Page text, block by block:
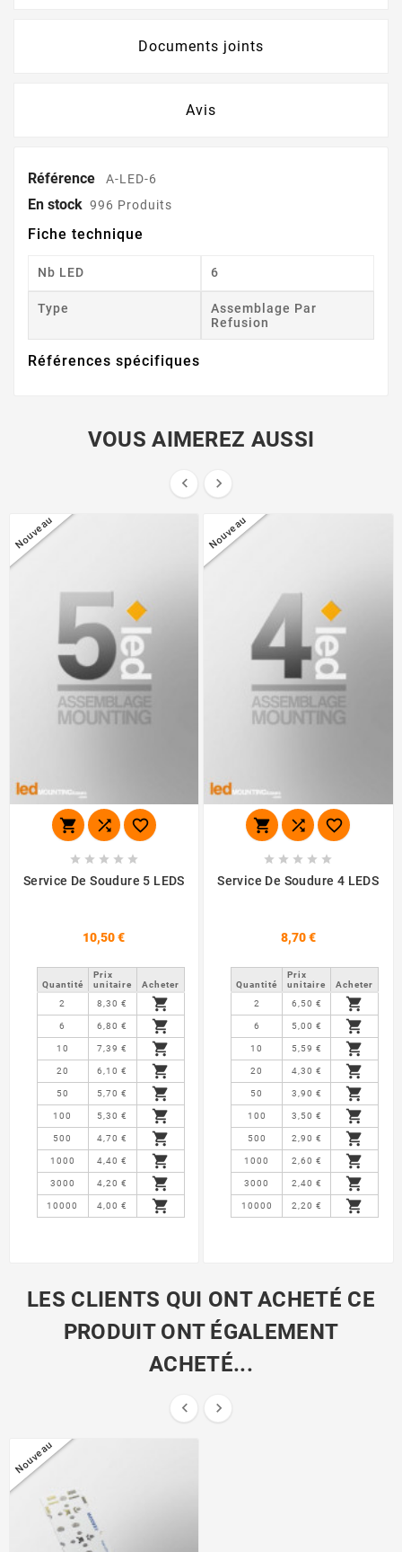
Documents joints
Avis
Référence A-LED-6
En stock 996 Produits
Fiche technique
Nb LED 6
Type
Assemblage Par
Refusion
Références spécifiques
VOUS AIMEREZ AUSSI
 
Nouveau
  
    
Service De Soudure 5 LEDS
10,50 €
Quantité
Prix ​​
unitaire
Acheter
2
8,30 € 
6 6,80 € 
10 7,39 € 
20 6,10 € 
50 5,70 € 
100 5,30 € 
500 4,70 € 
1000 4,40 € 
3000 4,20 € 
10000 4,00 € 
Nouveau
  
    
Service De Soudure 4 LEDS
8,70 €
Quantité
Prix ​​
unitaire
Acheter
2
6,50 € 
6 5,00 € 
10 5,59 € 
20 4,30 € 
50 3,90 € 
100 3,50 € 
500 2,90 € 
1000 2,60 € 
3000 2,40 € 
10000 2,20 € 
LES CLIENTS QUI ONT ACHETÉ CE
PRODUIT ONT ÉGALEMENT
ACHETÉ...
 
Nouveau